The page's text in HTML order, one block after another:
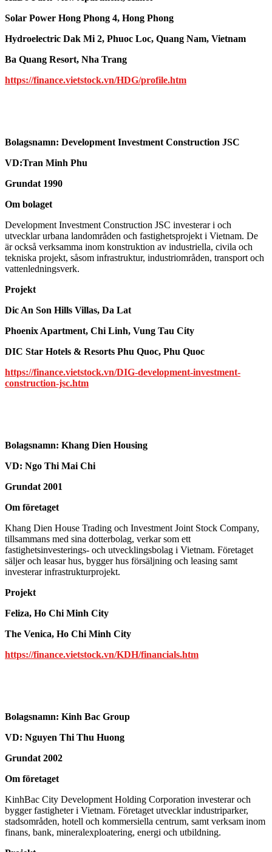
Solar Power Hong Phong 4, Hong Phong
Hydroelectric Dak Mi 2, Phuoc Loc, Quang Nam, Vietnam
Ba Quang Resort, Nha Trang
https://finance.vietstock.vn/HDG/profile.htm
Bolagsnamn: Development Investment Construction JSC
VD:Tran Minh Phu
Grundat 1990
Om bolaget
Development Investment Construction JSC investerar i och
utvecklar urbana landområden och fastighetsprojekt i Vietnam. De
är också verksamma inom konstruktion av industriella, civila och
tekniska projekt, såsom infrastruktur, industriområden, transport och
vattenledningsverk.
Projekt
Dic An Son Hills Villas, Da Lat
Phoenix Apartment, Chi Linh, Vung Tau City
DIC Star Hotels & Resorts Phu Quoc, Phu Quoc
https://finance.vietstock.vn/DIG-development-investment-
construction-jsc.htm
Bolagsnamn: Khang Dien Housing
VD: Ngo Thi Mai Chi
Grundat 2001
Om företaget
Khang Dien House Trading och Investment Joint Stock Company,
tillsammans med sina dotterbolag, verkar som ett
fastighetsinvesterings- och utvecklingsbolag i Vietnam. Företaget
säljer och leasar hus, bygger hus försäljning och leasing samt
investerar infrastrukturprojekt.
Projekt
Feliza, Ho Chi Minh City
The Venica, Ho Chi Minh City
https://finance.vietstock.vn/KDH/financials.htm
Bolagsnamn: Kinh Bac Group
VD: Nguyen Thi Thu Huong
Grundat 2002
Om företaget
KinhBac City Development Holding Corporation investerar och
bygger fastigheter i Vietnam. Företaget utvecklar industriparker,
stadsområden, hotell och kommersiella centrum, samt verksam inom
finans, bank, mineralexploatering, energi och utbildning.